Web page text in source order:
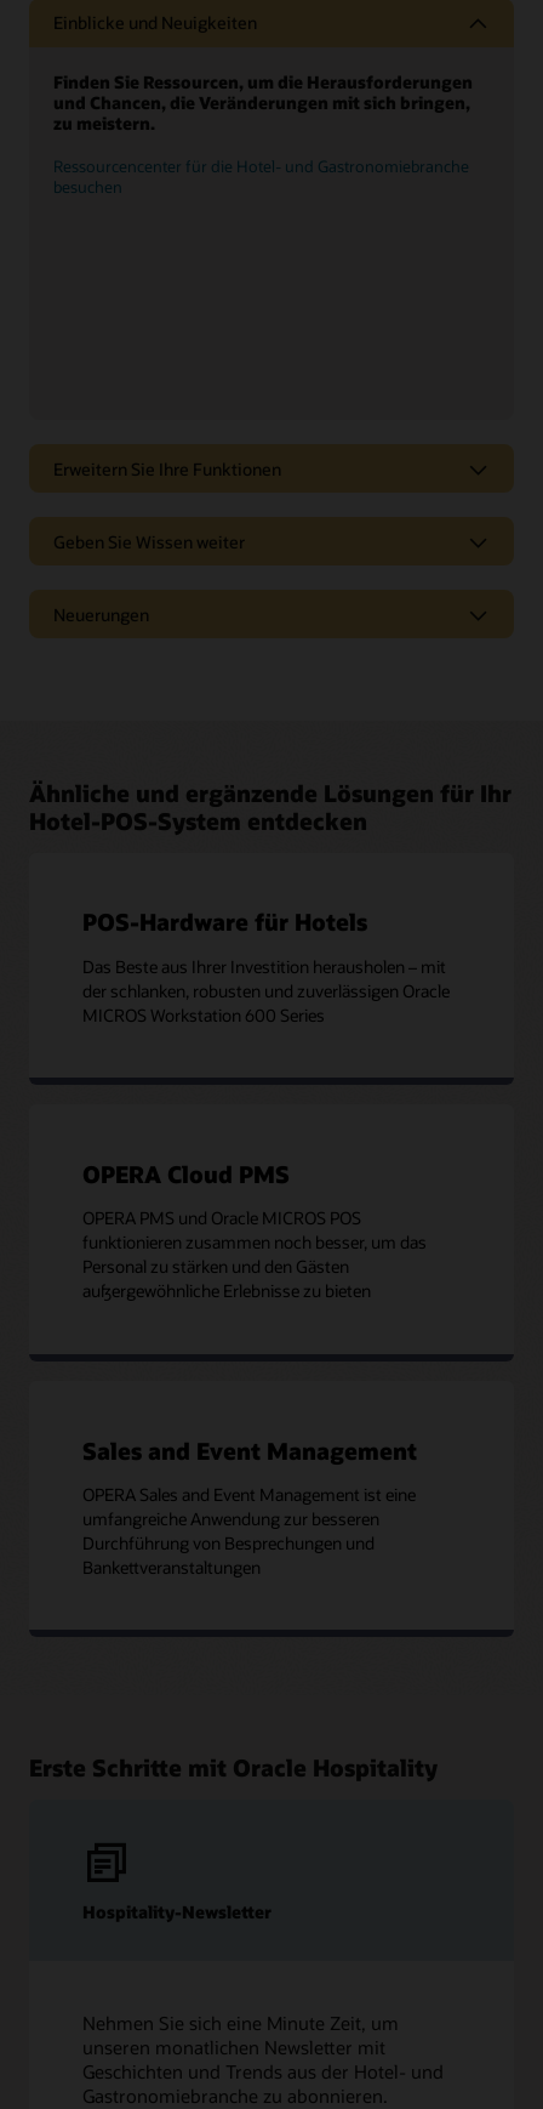
Einblicke und Neuigkeiten
Finden Sie Ressourcen, um die Herausforderungen
und Chancen, die Veränderungen mit sich bringen,
zu meistern.
Ressourcencenter für die Hotel- und Gastronomiebranche
besuchen
Erweitern Sie Ihre Funktionen
zu, um neuen Trends zu begegnen und sich
Integrationen entdecken
Geben Sie Wissen weiter
neuesten Markttrends, neuen Produkten sowie
Neuerungen
Ähnliche und ergänzende Lösungen für Ihr
Hotel-POS-System entdecken
POS-Hardware für Hotels
Das Beste aus Ihrer Investition herausholen – mit
der schlanken, robusten und zuverlässigen Oracle
MICROS Workstation 600 Series
OPERA Cloud PMS
OPERA PMS und Oracle MICROS POS
funktionieren zusammen noch besser, um das
Personal zu stärken und den Gästen
außergewöhnliche Erlebnisse zu bieten
Sales and Event Management
OPERA Sales and Event Management ist eine
umfangreiche Anwendung zur besseren
Durchführung von Besprechungen und
Bankettveranstaltungen
Erste Schritte mit Oracle Hospitality
Hospitality-Newsletter
Nehmen Sie sich eine Minute Zeit, um
unseren monatlichen Newsletter mit
Geschichten und Trends aus der Hotel- und
Gastronomiebranche zu abonnieren.